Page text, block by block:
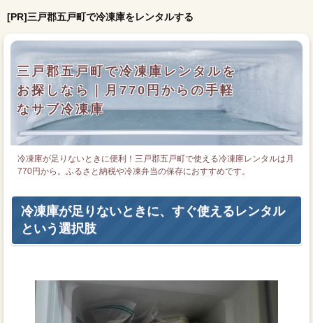
[PR]三戸郡五戸町で冷凍庫をレンタルする
三戸郡五戸町で冷凍庫レンタルを
お探しなら｜月770円からの手軽
なサブ冷凍庫
冷凍庫が足りないときに便利！三戸郡五戸町で使える冷凍庫レンタルは月
770円から。ふるさと納税や冷凍弁当の保存におすすめです。
冷凍庫が足りないときに、すぐ使えるレンタル
という選択肢